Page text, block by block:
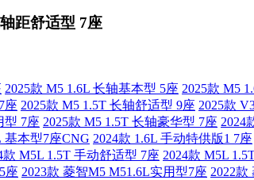
距舒适型 7座
2025款 M5 1.6L 长轴基本型 5座 2025款 M5
座 2025款 M5 1.5T 长轴舒适型 9座 2025款
型 7座 2025款 M5 1.5T 长轴豪华型 7座 2024
基本型7座CNG 2024款 1.6L 手动特供版1 7座
款 M5L 1.5T 手动舒适型 7座 2024款 M5L
座 2023款 菱智M5 M51.6L实用型7座 2022款